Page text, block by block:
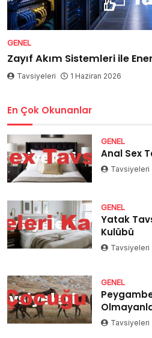
GENEL
Zayıf Akım Sistemleri ile
Tavsiyeleri 1 Haziran 2026
En Çok Okunanlar
GENEL
Anal Sex
Tavsiyeleri
GENEL
Yatak
Kulübü
Tavsiyeleri
GENEL
Tavsiyeleri